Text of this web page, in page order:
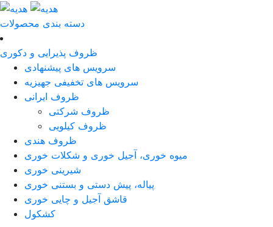
دسته بندی محصولات
ظروف پذیرایی و دکوری
سرویس های پیشنهادی
سرویس های تخفیفی جهیزیه
ظروف ایرانی
ظروف شرکتی
ظروف کیلویی
ظروف هندی
میوه خوری، آجیل خوری و شکلات خوری
شیرینی خوری
پیاله، پیش دستی و بستنی خوری
قاشق آجیل و چایی خوری
کشکول